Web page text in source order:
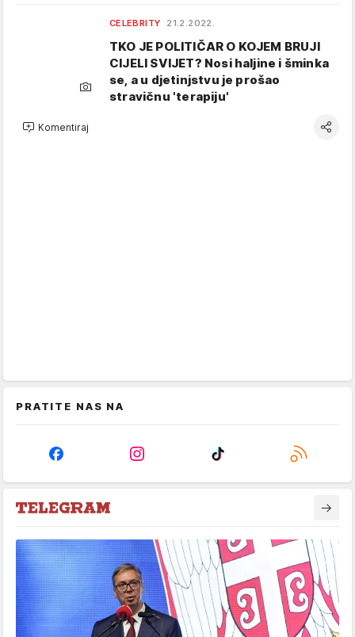
CELEBRITY 21.2.2022.
TKO JE POLITIČAR O KOJEM BRUJI
CIJELI SVIJET? Nosi haljine i šminka
se, a u djetinjstvu je prošao
stravičnu 'terapiju'
Komentiraj
PRATITE NAS NA